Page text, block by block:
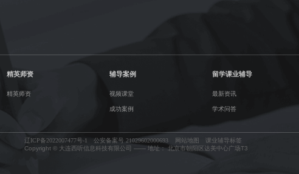
精英师资
精英师资
辅导案例
视频课堂
成功案例
留学课业辅导
最新资讯
学术问答
辽ICP备2022007477号-1 公安备案号 21029602000693 网站地图
课业辅导标签
Copyright © 大连西听信息科技有限公司 —— 地址： 北京市朝阳区达美中心广场T3